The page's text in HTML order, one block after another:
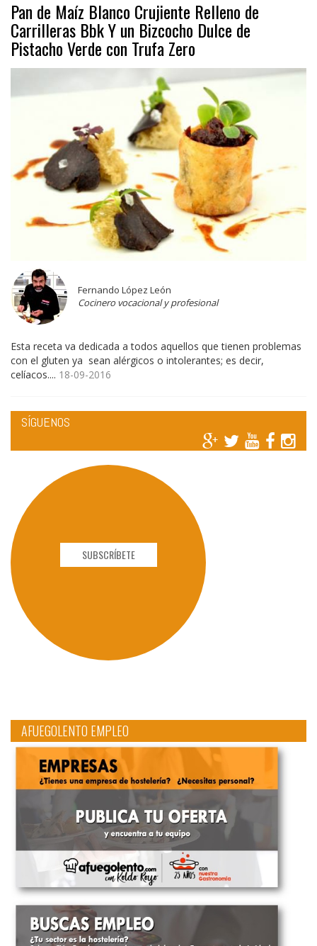
Pan de Maíz Blanco Crujiente Relleno de
Carrilleras Bbk Y un Bizcocho Dulce de
Pistacho Verde con Trufa Zero
Fernando López León
Cocinero vocacional y profesional
Esta receta va dedicada a todos aquellos que tienen problemas
con el gluten ya sean alérgicos o intolerantes; es decir,
celíacos.... 18-09-2016
SÍGUENOS
SUBSCRÍBETE
AFUEGOLENTO EMPLEO